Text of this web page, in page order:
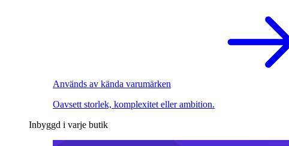
Används av kända varumärken
Oavsett storlek, komplexitet eller ambition.
Inbyggd i varje butik